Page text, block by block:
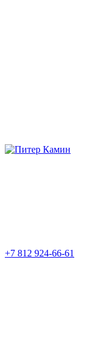
+7 812 924-66-61